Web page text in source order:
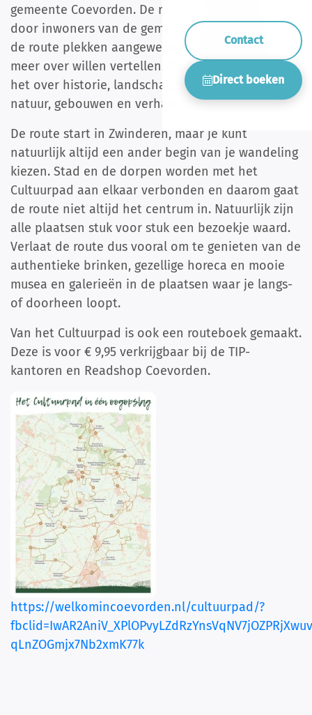
Contact
Direct boeken
gemeente Coevorden. De route is samengesteld
door inwoners van de gemeente. Zij hebben op
de route plekken aangewezen waar ze graag wat
meer over willen vertellen. Daarbij kan het gaan
het over historie, landschap, monumenten, kunst,
natuur, gebouwen en verhalen.
De route start in Zwinderen, maar je kunt
natuurlijk altijd een ander begin van je wandeling
kiezen. Stad en de dorpen worden met het
Cultuurpad aan elkaar verbonden en daarom gaat
de route niet altijd het centrum in. Natuurlijk zijn
alle plaatsen stuk voor stuk een bezoekje waard.
Verlaat de route dus vooral om te genieten van de
authentieke brinken, gezellige horeca en mooie
musea en galerieën in de plaatsen waar je langs-
of doorheen loopt.
Van het Cultuurpad is ook een routeboek gemaakt.
Deze is voor € 9,95 verkrijgbaar bij de TIP-
kantoren en Readshop Coevorden.
https://welkomincoevorden.nl/cultuurpad/?
qLnZOGmjx7Nb2xmK77k